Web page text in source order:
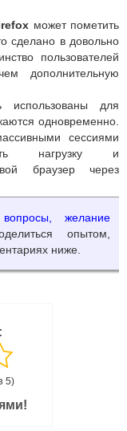
может пометить
сделано в довольно
пользователей
дополнительную
для
одновременно.
сессиями
нагрузку и
браузер через
желание
опытом,
ниже.
5)